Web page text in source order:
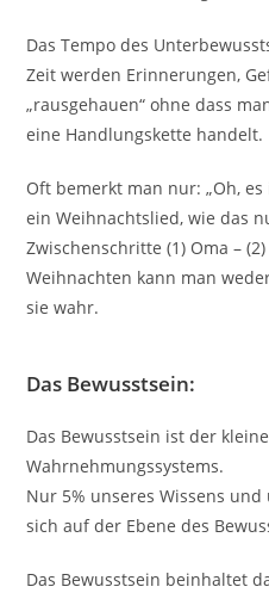
Das Tempo des
Zeit werden Erinnerungen,
„rausgehauen“ ohne dass
eine Handlungskette handelt.
Oft bemerkt man nur: „Oh,
ein Weihnachtslied, wie das
Zwischenschritte (1) Oma –
Weihnachten kann man
sie wahr.
Das Bewusstsein:
Das Bewusstsein ist der
Wahrnehmungssystems.
Nur 5% unseres Wissens
sich auf der Ebene des
Das Bewusstsein beinhaltet